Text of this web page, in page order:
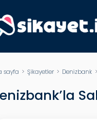
sayfa > Şikayetler> Denizbank